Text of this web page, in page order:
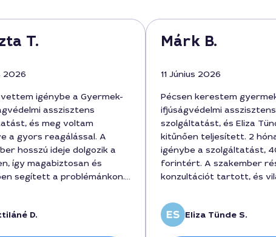
T.
2026
igénybe a Gyermek-
asszisztens
és meg voltam
a gyors reagálással. A
hosszú ideje dolgozik a
így magabiztosan és
segített a problémánkon.
a jogi lépéseket, a díj
volt, és a szolgáltatás
a gyermekek érdekét
D.
Márk B.
11 Június 2026
Pécsen kerestem
ifjúságvédelmi asszisztens
szolgáltatást, és Eliza
kitűnően teljesített. 2
igénybe a szolgáltatást,
forintért. A szakember
konzultációt tartott, és
a napi helyzeteket. A
során megértő volt, az
együttműködés
Eliza Tünde S.